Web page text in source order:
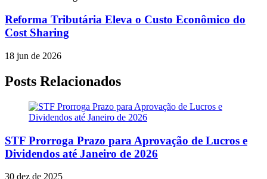
Reforma Tributária Eleva o Custo Econômico do
Cost Sharing
18 jun de 2026
Posts Relacionados
STF Prorroga Prazo para Aprovação de Lucros e
Dividendos até Janeiro de 2026
30 dez de 2025